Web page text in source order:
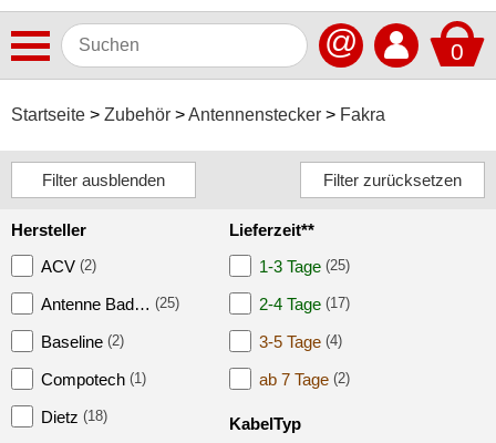
0
@
Startseite Zubehör Antennenstecker Fakra
Autoradios
Dashcams
Elektromobilität
Freisprechanlagen
Multimedia
Navigationssoftware
Hersteller
ACV (2)
Antenne Bad… (25)
Baseline (2)
Compotech (1)
Dietz (18)
Lieferzeit**
1-3 Tage (25)
2-4 Tage (17)
3-5 Tage (4)
ab 7 Tage (2)
KabelTyp